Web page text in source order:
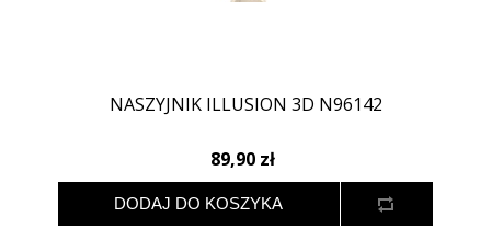
NASZYJNIK ILLUSION 3D N96142
89,90 zł